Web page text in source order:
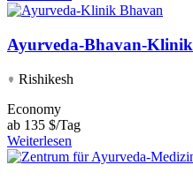
Ayurveda-Bhavan-Klinik
Rishikesh
Economy
ab 135 $/Tag
Weiterlesen